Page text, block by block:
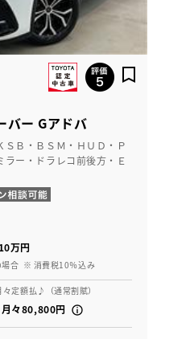
バー Gアドバ
Ｂ・ＢＳＭ・ＨＵＤ・Ｐ
ー・ドラレコ前後方・Ｅ
10万円
合 ※ 消費税10％込み
定額払♪（通常割賦）
々80,800円